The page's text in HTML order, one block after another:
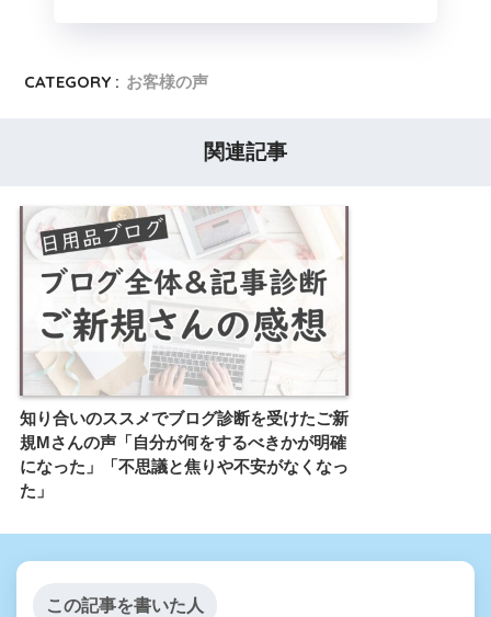
CATEGORY : お客様の声
関連記事
知り合いのススメでブログ診断を受けたご新
規Mさんの声「自分が何をするべきかが明確
になった」「不思議と焦りや不安がなくなっ
た」
この記事を書いた人